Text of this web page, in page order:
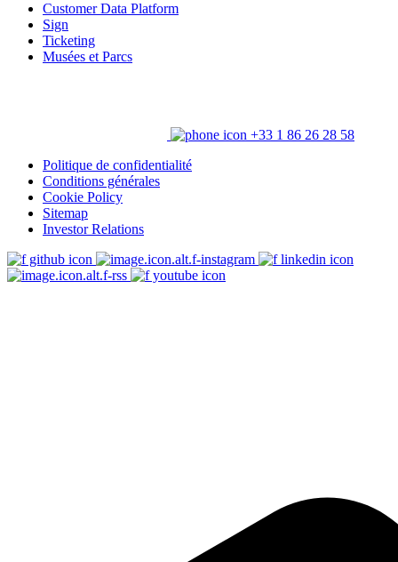
Customer Data Platform
Sign
Ticketing
Musées et Parcs
+33 1 86 26 28 58
Politique de confidentialité
Conditions générales
Cookie Policy
Sitemap
Investor Relations